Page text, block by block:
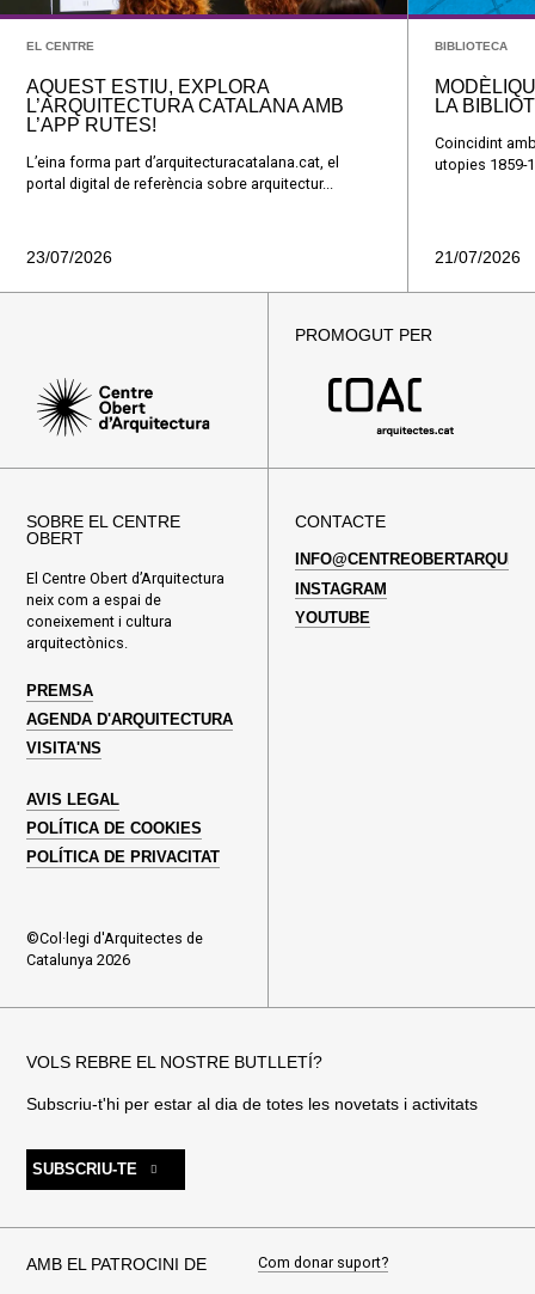
EL CENTRE
AQUEST ESTIU, EXPLORA
L’ARQUITECTURA CATALANA AMB
L’APP RUTES!
L’eina forma part d’arquitecturacatalana.cat, el
portal digital de referència sobre arquitectur...
23/07/2026
BIBLIOTECA
LA
Coincidint
utopies 1859-
21/07/2026
PROMOGUT PER
SOBRE EL CENTRE
OBERT
El Centre Obert d’Arquitectura
neix com a espai de
coneixement i cultura
arquitectònics.
PREMSA
AGENDA D'ARQUITECTURA
VISITA'NS
AVIS LEGAL
POLÍTICA DE COOKIES
POLÍTICA DE PRIVACITAT
©Col·legi d'Arquitectes de
Catalunya 2026
CONTACTE
INSTAGRAM
YOUTUBE
VOLS REBRE EL NOSTRE BUTLLETÍ?
Subscriu-t'hi per estar al dia de totes les novetats i activitats
SUBSCRIU-TE
AMB EL PATROCINI DE Com donar suport?